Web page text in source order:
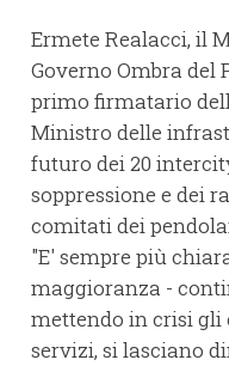
Ermete Realacci, il
Governo Ombra del
primo firmatario
Ministro delle
futuro dei 20
soppressione e dei
comitati dei
"E' sempre più
maggioranza -
mettendo in crisi
servizi, si lasciano